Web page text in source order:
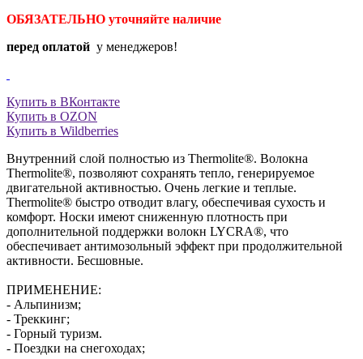
ОБЯЗАТЕЛЬНО уточняйте наличие
перед оплатой у менеджеров!
Купить в ВКонтакте
Купить в OZON
Купить в Wildberries
Внутренний слой полностью из Thermolite®. Волокна
Thermolite®, позволяют сохранять тепло, генерируемое
двигательной активностью. Очень легкие и теплые.
Thermolite® быстро отводит влагу, обеспечивая сухость и
комфорт. Носки имеют сниженную плотность при
дополнительной поддержки волокн LYCRA®, что
обеспечивает антимозольный эффект при продолжительной
активности. Бесшовные.
ПРИМЕНЕНИЕ:
- Альпинизм;
- Треккинг;
- Горный туризм.
- Поездки на снегоходах;